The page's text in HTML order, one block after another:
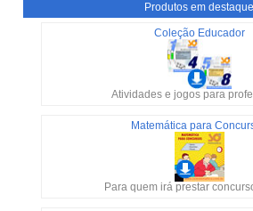
Produtos em destaque
Coleção Educador
Atividades e jogos para
Matemática para
Para quem irá prestar